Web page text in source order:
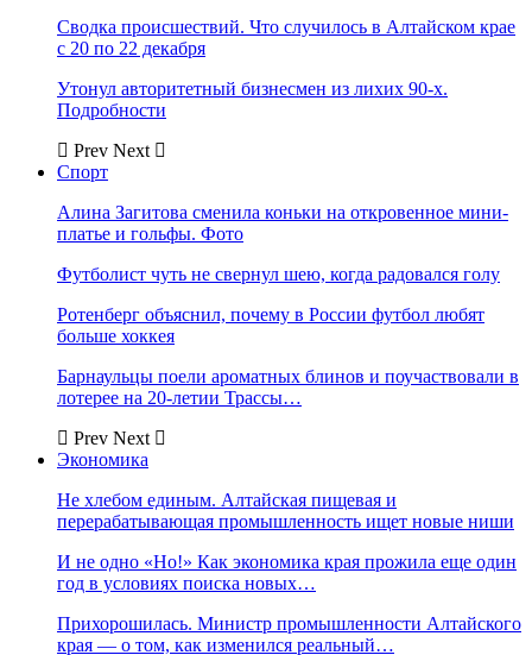
Сводка происшествий. Что случилось в Алтайском крае
с 20 по 22 декабря
Утонул авторитетный бизнесмен из лихих 90-х.
Подробности
Prev Next
Спорт
Алина Загитова сменила коньки на откровенное мини-
платье и гольфы. Фото
Футболист чуть не свернул шею, когда радовался голу
Ротенберг объяснил, почему в России футбол любят
больше хоккея
Барнаульцы поели ароматных блинов и поучаствовали в
лотерее на 20-летии Трассы…
Prev Next
Экономика
Не хлебом единым. Алтайская пищевая и
перерабатывающая промышленность ищет новые ниши
И не одно «Но!» Как экономика края прожила еще один
год в условиях поиска новых…
Прихорошилась. Министр промышленности Алтайского
края — о том, как изменился реальный…